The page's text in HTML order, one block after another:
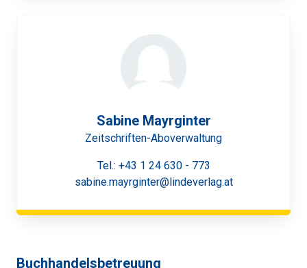
Sabine Mayrginter
Zeitschriften-Aboverwaltung
Tel.: +43 1 24 630 - 773
sabine.mayrginter@lindeverlag.at
Buchhandelsbetreuung